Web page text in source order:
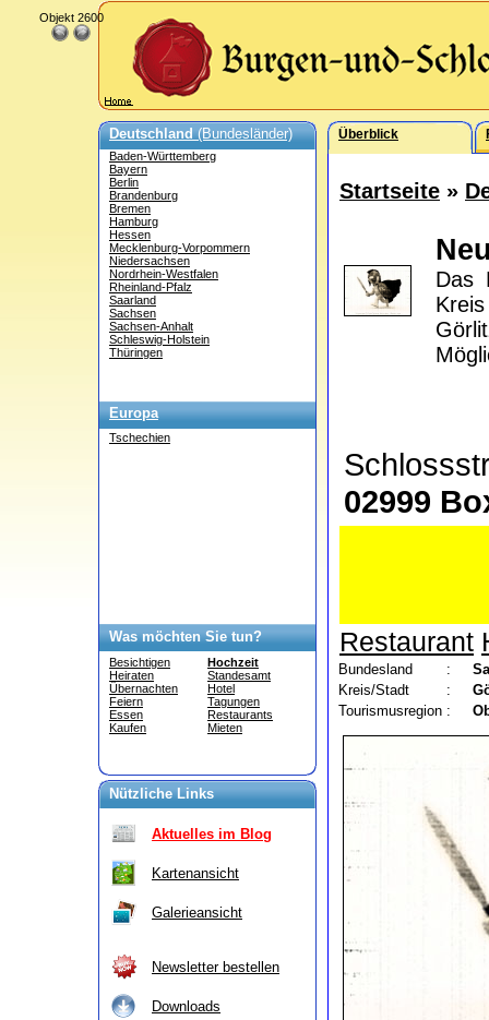
Deutschland(Bundesländer)
Baden-Württemberg
Bayern
Berlin
Brandenburg
Bremen
Hamburg
Hessen
Mecklenburg-Vorpommern
Niedersachsen
Nordrhein-Westfalen
Rheinland-Pfalz
Saarland
Sachsen
Sachsen-Anhalt
Schleswig-Holstein
Thüringen
Europa
Tschechien
Was möchten Sie tun?
Besichtigen
Heiraten
Übernachten
Feiern
Essen
Kaufen
Hochzeit
Standesamt
Hotel
Tagungen
Restaurants
Mieten
Nützliche Links
Aktuelles im Blog
Kartenansicht
Galerieansicht
Newsletter bestellen
Downloads
Überblick
Startseite »
Das
02999
Restaurant
Bundesland :
Kreis/Stadt
:
Tourismusregion :
Objekt 2600